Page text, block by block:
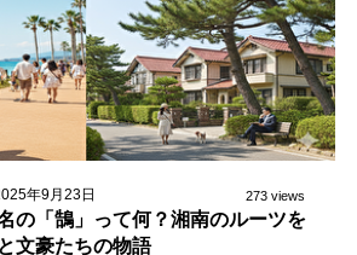
年9月23日 273 views
の「鵠」って何？湘南のルーツを
文豪たちの物語